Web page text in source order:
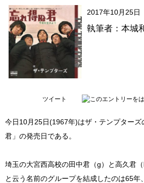
2017年10月25日
執筆者：本城
ツイート
今日10月25日(1967年)はザ・テンプターズ
君」の発売日である。
埼玉の大宮西高校の田中君（g）と高久君
と云う名前のグループを結成したのは65年